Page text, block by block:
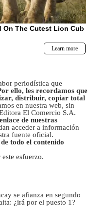
periodística que
ello, les recordamos que
distribuir, copiar total
en nuestra web, sin
El Comercio S.A.
de nuestras
acceder a información
fuente oficial.
todo el contenido
esfuerzo.
se afianza en segundo
¿irá por el puesto 1?